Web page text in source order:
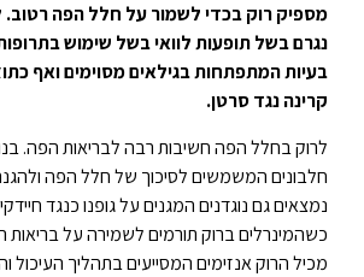
מספיק רוק בכדי לשמור על חלל הפה
נגרם בשל תופעות לוואי בשל שימוש
בעיות המתפתחות בגילאים מסוימים ואף
קרינה נגד סרטן.
לרוק בחלל הפה חשיבות רבה לבריאות הפה.
חלבונים המשמשים לסיכוך של חלל הפה
נמצאים גם נוגדנים המגנים על גופנו כנגד
כשהמינרלים ברוק תורמים לשמירה על בריאות
מכיל הרוק אנזימים המסייעים בתהליך העיכול